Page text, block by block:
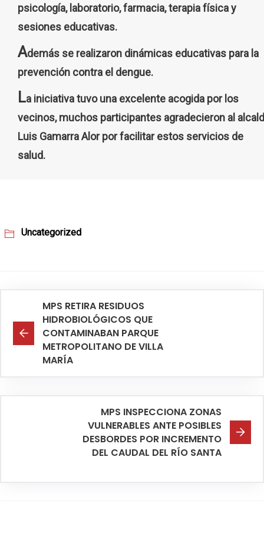
psicología, laboratorio, farmacia, terapia física y
sesiones educativas.
Además se realizaron dinámicas educativas para la
prevención contra el dengue.
La iniciativa tuvo una excelente acogida por los
vecinos, muchos participantes agradecieron al
Luis Gamarra Alor por facilitar estos servicios de
salud.
Uncategorized
MPS RETIRA RESIDUOS
HIDROBIOLÓGICOS QUE
CONTAMINABAN PARQUE
METROPOLITANO DE VILLA
MARÍA
MPS INSPECCIONA ZONAS
VULNERABLES ANTE POSIBLES
DESBORDES POR INCREMENTO
DEL CAUDAL DEL RÍO SANTA